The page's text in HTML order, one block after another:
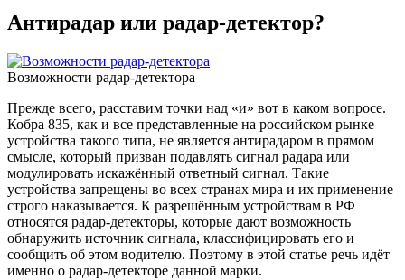
Антирадар или радар-детектор?
Возможности радар-детектора
Прежде всего, расставим точки над «и» вот в каком вопросе.
Кобра 835, как и все представленные на российском рынке
устройства такого типа, не является антирадаром в прямом
смысле, который призван подавлять сигнал радара или
модулировать искажённый ответный сигнал. Такие
устройства запрещены во всех странах мира и их применение
строго наказывается. К разрешённым устройствам в РФ
относятся радар-детекторы, которые дают возможность
обнаружить источник сигнала, классифицировать его и
сообщить об этом водителю. Поэтому в этой статье речь идёт
именно о радар-детекторе данной марки.